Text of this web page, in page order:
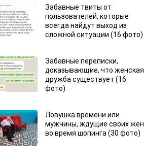
Забавные твиты от
пользователей, которые
всегда найдут выход из
сложной ситуации (16 фото)
Забавные переписки,
доказывающие, что женская
дружба существует (16
фото)
Ловушка времени или
мужчины, ждущие своих жен
во время шопинга (30 фото)